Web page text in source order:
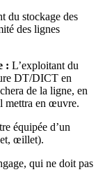
du stockage des
des lignes
: L’exploitant du
DT/DICT en
de la ligne, en
mettra en œuvre.
équipée d’un
œillet).
qui ne doit pas